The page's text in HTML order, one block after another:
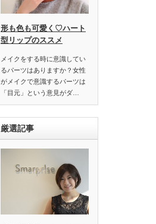
形も色も可愛く♡ハート
型リップのススメ
メイクをする時に意識してい
るパーツはありますか？女性
がメイクで意識するパーツは
「目元」という意見がダ…
厳選記事